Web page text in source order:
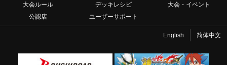
大会ルール
デッキレシピ
大会・イベント
公認店
ユーザーサポート
English 简体中文